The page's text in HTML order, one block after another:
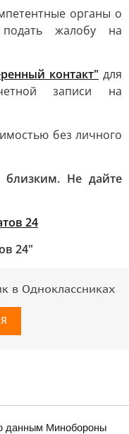
органы о
жалобу на
контакт" для
записи на
без личного
близким. Не дайте
24
24"
в Одноклассниках
данным Минобороны